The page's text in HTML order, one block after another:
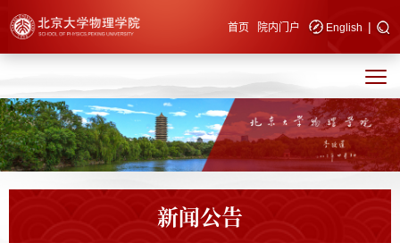
快速导航 首页 院内门户 English |
新闻公告